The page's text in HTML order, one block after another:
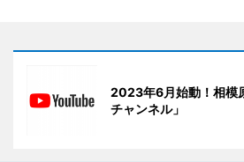
2023年6月始動！相模
チャンネル」